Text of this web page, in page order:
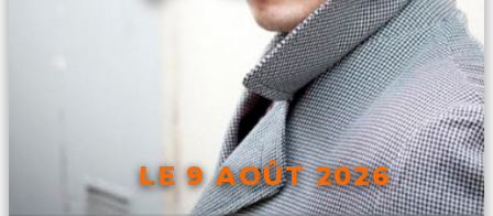
LE 9 AOÛT 2026